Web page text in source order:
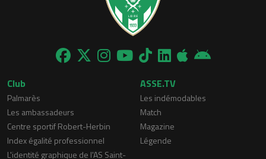
Club
Palmarès
Les ambassadeurs
Centre sportif Robert-Herbin
Index égalité professionnel
L'identité graphique de l'AS Saint-
ASSE.TV
Les indémodables
Match
Magazine
Légende